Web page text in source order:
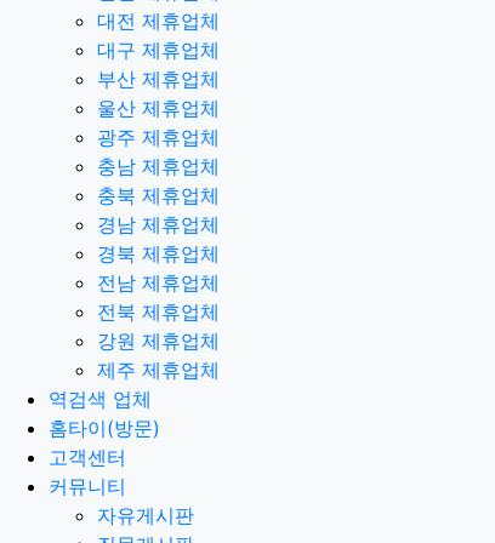
대전 제휴업체
대구 제휴업체
부산 제휴업체
울산 제휴업체
광주 제휴업체
충남 제휴업체
충북 제휴업체
경남 제휴업체
경북 제휴업체
전남 제휴업체
전북 제휴업체
강원 제휴업체
제주 제휴업체
역검색 업체
홈타이(방문)
고객센터
커뮤니티
자유게시판